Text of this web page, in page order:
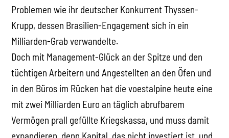
Problemen wie ihr deutscher Konkurrent Thyssen-
Krupp, dessen Brasilien-Engagement sich in ein
Milliarden-Grab verwandelte.
Doch mit Management-Glück an der Spitze und den
tüchtigen Arbeitern und Angestellten an den Öfen und
in den Büros im Rücken hat die voestalpine heute eine
mit zwei Milliarden Euro an täglich abrufbarem
Vermögen prall gefüllte Kriegskassa, und muss damit
expandieren, denn Kapital, das nicht investiert ist, und